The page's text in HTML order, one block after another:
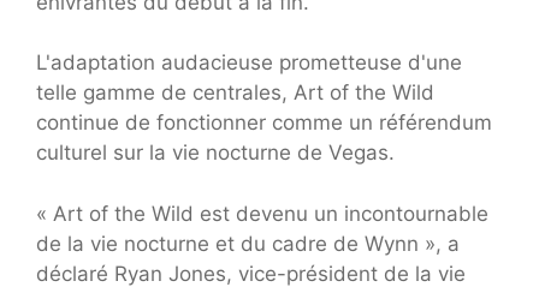
L'adaptation audacieuse prometteuse d'une
telle gamme de centrales, Art of the Wild
continue de fonctionner comme un référendum
culturel sur la vie nocturne de Vegas.
« Art of the Wild est devenu un incontournable
de la vie nocturne et du cadre de Wynn », a
déclaré Ryan Jones, vice-président de la vie